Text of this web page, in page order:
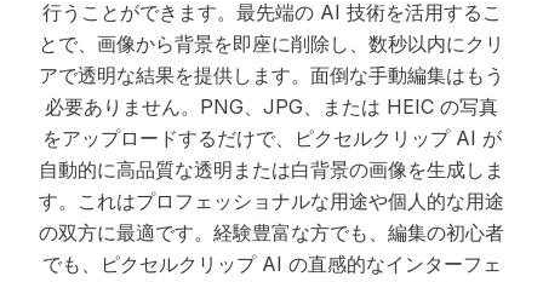
行うことができます。最先端の AI 技術を活用するこ
とで、画像から背景を即座に削除し、数秒以内にクリ
アで透明な結果を提供します。面倒な手動編集はもう
必要ありません。PNG、JPG、または HEIC の写真
をアップロードするだけで、ピクセルクリップ AI が
自動的に高品質な透明または白背景の画像を生成しま
す。これはプロフェッショナルな用途や個人的な用途
の双方に最適です。経験豊富な方でも、編集の初心者
でも、ピクセルクリップ AI の直感的なインターフェ